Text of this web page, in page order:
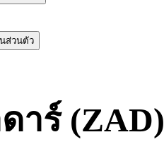
ส่วนตัว
าร์ (ZAD)